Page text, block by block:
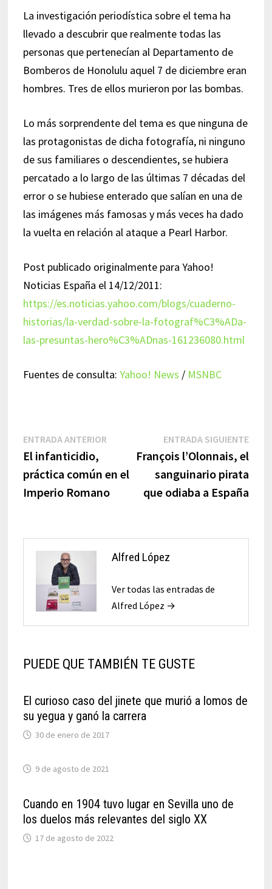
La investigación periodística sobre el tema ha
llevado a descubrir que realmente todas las
personas que pertenecían al Departamento de
Bomberos de Honolulu aquel 7 de diciembre eran
hombres. Tres de ellos murieron por las bombas.
Lo más sorprendente del tema es que ninguna de
las protagonistas de dicha fotografía, ni ninguno
de sus familiares o descendientes, se hubiera
percatado a lo largo de las últimas 7 décadas del
error o se hubiese enterado que salían en una de
las imágenes más famosas y más veces ha dado
la vuelta en relación al ataque a Pearl Harbor.
Post publicado originalmente para Yahoo!
Noticias España el 14/12/2011:
https://es.noticias.yahoo.com/blogs/cuaderno-
historias/la-verdad-sobre-la-fotograf%C3%ADa-
las-presuntas-hero%C3%ADnas-161236080.html
Fuentes de consulta: Yahoo! News / MSNBC
Navegación
de
entradas
ENTRADA ANTERIOREntrada
anterior:
El infanticidio,
práctica común en el
Imperio Romano
ENTRADA SIGUIENTE
François l’Olonnais, el
sanguinario pirata
que odiaba a España
Alfred López
Ver todas las entradas de
Alfred López →
PUEDE QUE TAMBIÉN TE GUSTE
El curioso caso del jinete que murió a lomos de
su yegua y ganó la carrera
30 de enero de 2017
9 de agosto de 2021
Cuando en 1904 tuvo lugar en Sevilla uno de
los duelos más relevantes del siglo XX
17 de agosto de 2022